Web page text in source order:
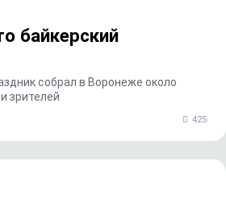
байкерский
собрал в Воронеже около
зрителей
425